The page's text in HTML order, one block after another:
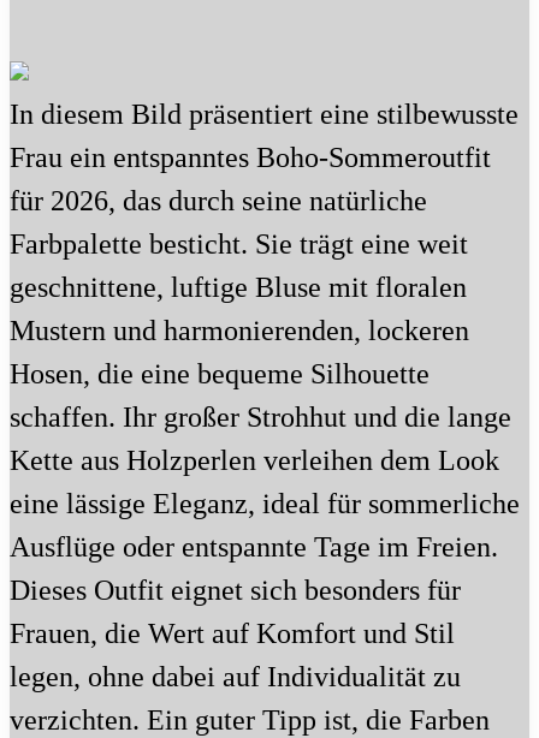
In diesem Bild präsentiert eine stilbewusste
Frau ein entspanntes Boho-Sommeroutfit
für 2026, das durch seine natürliche
Farbpalette besticht. Sie trägt eine weit
geschnittene, luftige Bluse mit floralen
Mustern und harmonierenden, lockeren
Hosen, die eine bequeme Silhouette
schaffen. Ihr großer Strohhut und die lange
Kette aus Holzperlen verleihen dem Look
eine lässige Eleganz, ideal für sommerliche
Ausflüge oder entspannte Tage im Freien.
Dieses Outfit eignet sich besonders für
Frauen, die Wert auf Komfort und Stil
legen, ohne dabei auf Individualität zu
verzichten. Ein guter Tipp ist, die Farben